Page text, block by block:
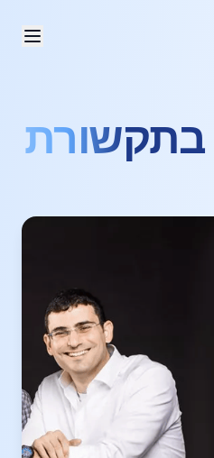
בתקשורת